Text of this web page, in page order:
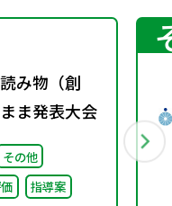
み物（創
ま発表大会
その他
指導案